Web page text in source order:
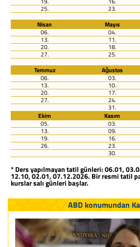
25. 23.
Nisan
Mayıs
06.
04.
13. 11.
20. 18.
27. 25.
Temmuz
Ağustos
06.
03.
13. 10.
20. 17.
27. 24.
31.
Ekim
Kasım
05.
03.
13. 09.
19. 16.
26. 23.
30.
* Ders yapılmayan tatil günleri: 06.01,
12.10, 02.01, 07.12.2026. Bir resmi tatil
kurslar salı günleri başlar.
ABD konumundan